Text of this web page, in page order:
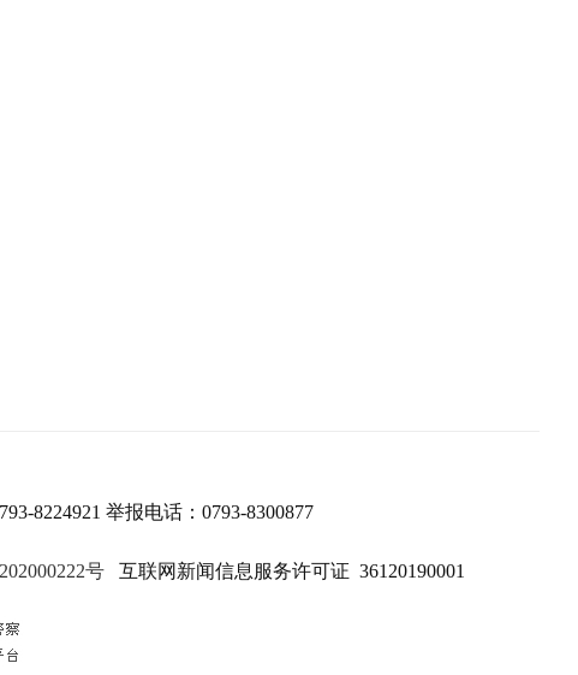
8224921 举报电话：0793-8300877
号 互联网新闻信息服务许可证 36120190001